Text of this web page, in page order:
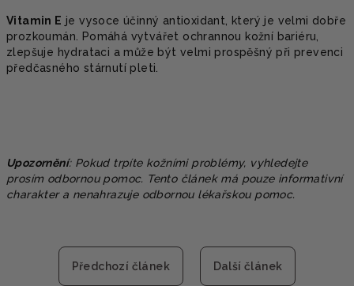
Vitamin E je vysoce účinný antioxidant, který je velmi dobře
prozkoumán. Pomáhá vytvářet ochrannou kožní bariéru,
zlepšuje hydrataci a může být velmi prospěšný při prevenci
předčasného stárnutí pleti.
Upozornění: Pokud trpíte kožními problémy, vyhledejte
prosím odbornou pomoc. Tento článek má pouze informativní
charakter a nenahrazuje odbornou lékařskou pomoc.
Předchozí článek Další článek